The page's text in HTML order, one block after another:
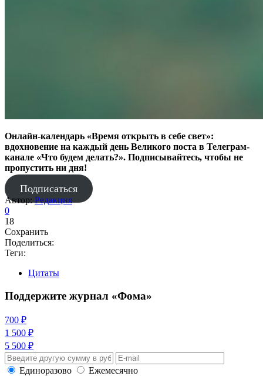
Онлайн-календарь «Время открыть в себе свет»:
вдохновение на каждый день Великого поста в Телеграм-
канале «Что будем делать?». Подписывайтесь, чтобы не
пропустить ни дня!
Подписаться
Автор: Редакция
0
18
Сохранить
Поделиться:
Теги:
Цитаты
Поддержите журнал «Фома»
700 ₽
1 500 ₽
5 500 ₽
Единоразово
Ежемесячно